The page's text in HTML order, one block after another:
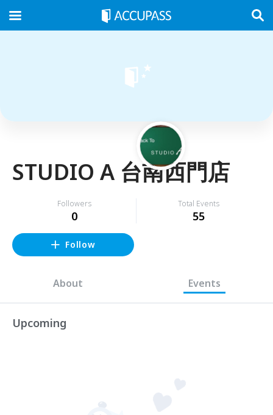
STUDIO A 台南西門店
Followers
0
Total Events
55
Follow
About Events
Upcoming